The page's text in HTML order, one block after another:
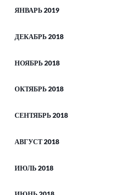
ЯНВАРЬ 2019
ДЕКАБРЬ 2018
НОЯБРЬ 2018
ОКТЯБРЬ 2018
СЕНТЯБРЬ 2018
АВГУСТ 2018
ИЮЛЬ 2018